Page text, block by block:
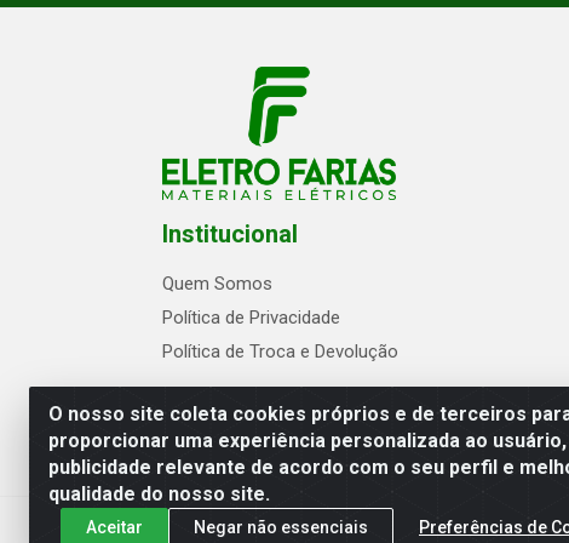
O nosso site coleta cookies próprios e de terceiros
proporcionar uma experiência personalizada ao
publicidade relevante de acordo com o seu perfil e
qualidade do nosso site.
Aceitar Negar não essenciais Preferências de
Institucional
Quem Somos
Política de Privacidade
Política de Troca e Devolução
Eletrofarias Materiais Eletricos - Av. Jorn.